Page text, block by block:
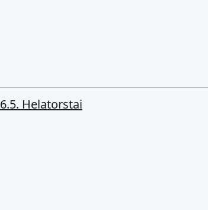
6.5. Helatorstai